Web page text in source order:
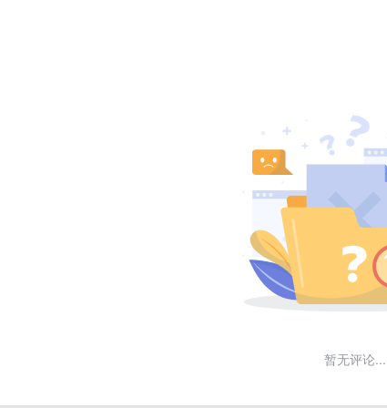
暂无评论...